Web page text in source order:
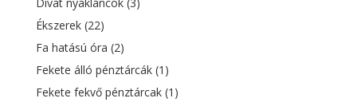
Ékszerek (22)
Fa hatású óra (2)
Fekete álló pénztárcák (1)
Fekete fekvő pénztárcak (1)